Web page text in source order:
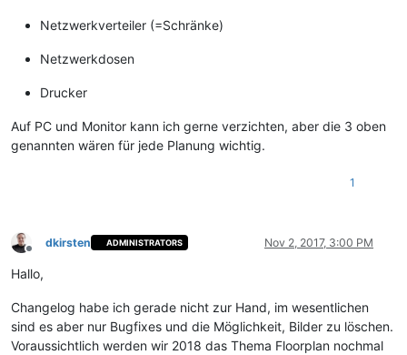
Netzwerkverteiler (=Schränke)
Netzwerkdosen
Drucker
Auf PC und Monitor kann ich gerne verzichten, aber die 3 oben
genannten wären für jede Planung wichtig.
1
Offline
dkirsten ADMINISTRATORS Nov 2, 2017, 3:00 PM
Hallo,
Changelog habe ich gerade nicht zur Hand, im wesentlichen
sind es aber nur Bugfixes und die Möglichkeit, Bilder zu löschen.
Voraussichtlich werden wir 2018 das Thema Floorplan nochmal